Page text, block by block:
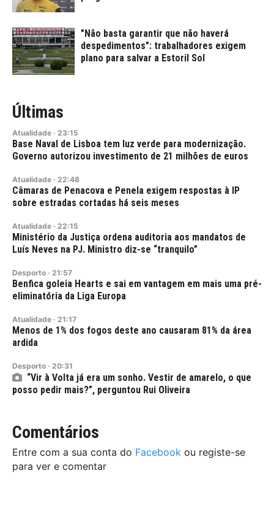
"Não basta garantir que não haverá
despedimentos": trabalhadores exigem
plano para salvar a Estoril Sol
Últimas
Atualidade · 23:15
Base Naval de Lisboa tem luz verde para modernização.
Governo autorizou investimento de 21 milhões de euros
Atualidade · 22:48
Câmaras de Penacova e Penela exigem respostas à IP
sobre estradas cortadas há seis meses
Atualidade · 22:15
Ministério da Justiça ordena auditoria aos mandatos de
Luís Neves na PJ. Ministro diz-se “tranquilo”
Desporto · 21:57
Benfica goleia Hearts e sai em vantagem em mais uma pré-
eliminatória da Liga Europa
Atualidade · 21:17
Menos de 1% dos fogos deste ano causaram 81% da área
ardida
Desporto · 20:31
“Vir à Volta já era um sonho. Vestir de amarelo, o que
posso pedir mais?”, perguntou Rui Oliveira
Comentários
Entre com a sua conta do Facebook ou registe-se
para ver e comentar